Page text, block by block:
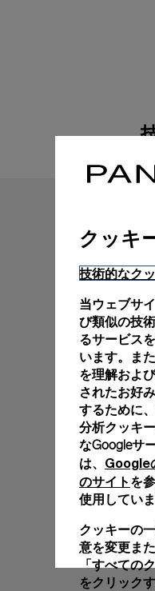
クッキ
技術的なク
当ウェブサ
び類似の技
るサービス
います。ま
を理解およ
されたお好
するために
分析クッキ
なGoogleサ
は、 Google
のサイト を
使用していま
クッキーの
意を変更ま
「すべての
をクリック